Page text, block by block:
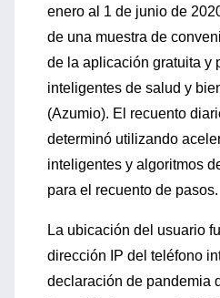
enero al 1 de junio de
de una muestra de
de la aplicación gratuita y
inteligentes de salud y
(Azumio). El recuento
determinó utilizando
inteligentes y algoritmos
para el recuento de pasos.
La ubicación del usuario
dirección IP del teléfono
declaración de pandemia